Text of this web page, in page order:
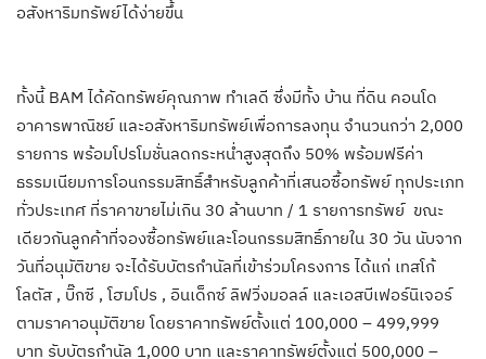
อสังหาริมทรัพย์ได้ง่ายขึ้น
ทั้งนี้ BAM ได้คัดทรัพย์คุณภาพ ทำเลดี ซึ่งมีทั้ง บ้าน ที่ดิน คอนโด
อาคารพาณิชย์ และอสังหาริมทรัพย์เพื่อการลงทุน จำนวนกว่า 2,000
รายการ พร้อมโปรโมชั่นลดกระหน่ำสูงสุดถึง 50% พร้อมฟรีค่า
ธรรมเนียมการโอนกรรมสิทธิ์สำหรับลูกค้าที่เสนอซื้อทรัพย์ ทุกประเภท
ทั่วประเทศ ที่ราคาขายไม่เกิน 30 ล้านบาท / 1 รายการทรัพย์ ขณะ
เดียวกันลูกค้าที่จองซื้อทรัพย์และโอนกรรมสิทธิ์ภายใน 30 วัน นับจาก
วันที่อนุมัติขาย จะได้รับบัตรกำนัลที่เข้าร่วมโครงการ ได้แก่ เทสโก้
โลตัส , บิ๊กซี , โฮมโปร , อินเด็กซ์ ลิฟวิ่งมอลล์ และเอสบีเฟอร์นิเจอร์
ตามราคาอนุมัติขาย โดยราคาทรัพย์ตั้งแต่ 100,000 – 499,999
บาท รับบัตรกำนัล 1,000 บาท และราคาทรัพย์ตั้งแต่ 500,000 –